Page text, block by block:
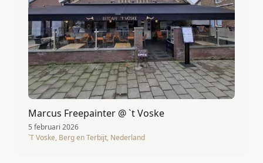
Marcus Freepainter @ `t Voske
5 februari 2026
`T Voske, Berg en Terbijt, Nederland